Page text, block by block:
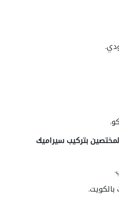
بتركيب سيراميك